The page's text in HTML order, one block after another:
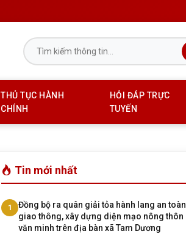
THỦ TỤC HÀNH
CHÍNH
HỎI ĐÁP TRỰC
TUYẾN
Tin mới nhất
1
Đồng bộ ra quân giải tỏa hành lang an toàn
giao thông, xây dựng diện mạo nông thôn
văn minh trên địa bàn xã Tam Dương